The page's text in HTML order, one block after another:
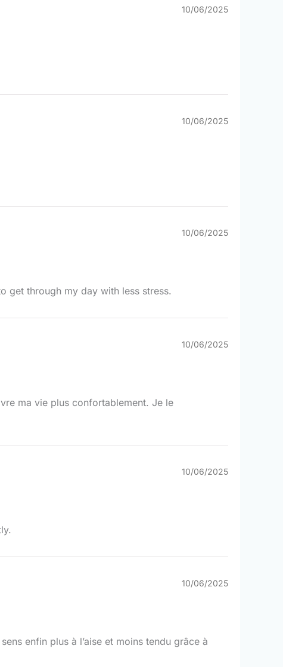
10/06/2025
10/06/2025
10/06/2025
get through my day with less stress.
10/06/2025
ma vie plus confortablement. Je le
10/06/2025
10/06/2025
enfin plus à l’aise et moins tendu grâce à